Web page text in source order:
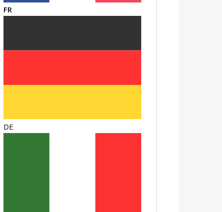
FR
DE